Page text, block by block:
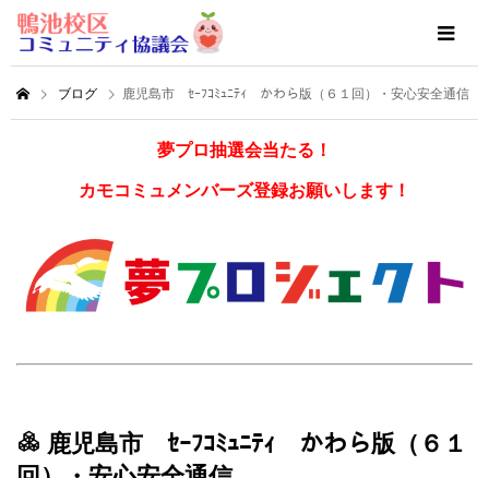
ブログ 鹿児島市 ｾｰﾌｺﾐｭﾆﾃｨ かわら版（６１回）・安心安全通信
夢プロ抽選会当たる！
カモコミュメンバーズ登録お願いします！
鹿児島市 ｾｰﾌｺﾐｭﾆﾃｨ かわら版（６１